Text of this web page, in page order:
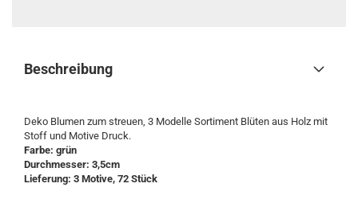
Beschreibung
Deko Blumen zum streuen, 3 Modelle Sortiment Blüten aus Holz mit
Stoff und Motive Druck.
Farbe: grün
Durchmesser: 3,5cm
​Lieferung: 3 Motive, 72 Stück